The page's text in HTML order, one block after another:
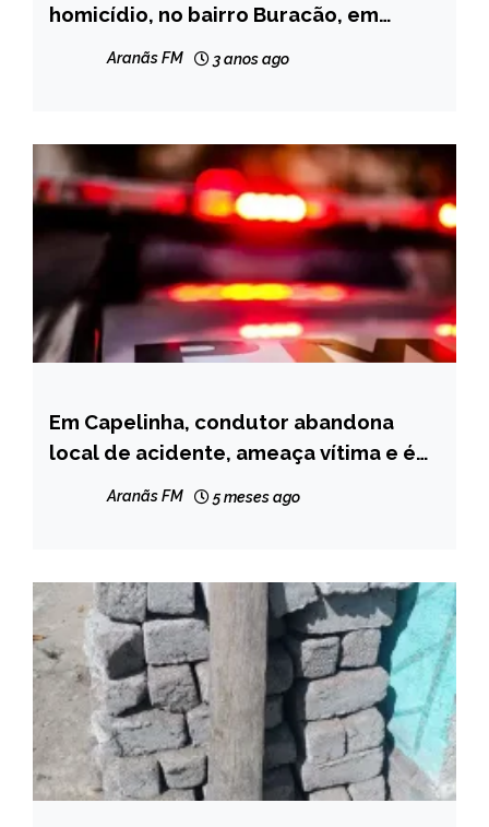
NOTÍCIAS
homicídio, no bairro Buracão, em
Aranãs FM 3 anos ago
CAPELINHA
NOTÍCIAS
Em Capelinha, condutor abandona
local de acidente, ameaça vítima e é
Aranãs FM 5 meses ago